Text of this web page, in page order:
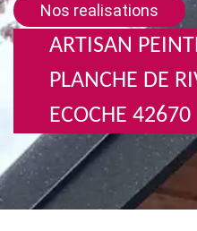
Nos realisations
ARTISAN
PLANCHE DE
ECOCHE 42670